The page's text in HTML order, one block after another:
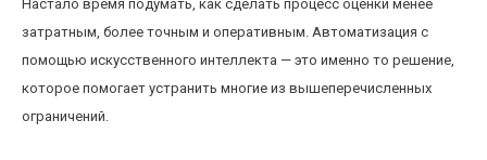
Настало время подумать, как сделать процесс оценки менее
затратным, более точным и оперативным. Автоматизация с
помощью искусственного интеллекта — это именно то решение,
которое помогает устранить многие из вышеперечисленных
ограничений.